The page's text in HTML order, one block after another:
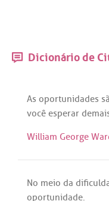
Dicionário de
As oportunidades
você esperar
William George
No meio da
oportunidade.